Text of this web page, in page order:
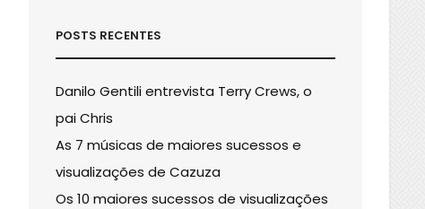
POSTS RECENTES
Danilo Gentili entrevista Terry Crews, o
pai Chris
As 7 músicas de maiores sucessos e
visualizações de Cazuza
Os 10 maiores sucessos de visualizações